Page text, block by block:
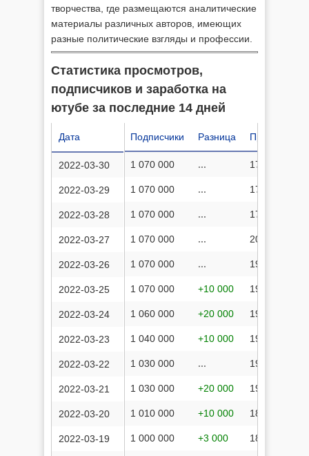
творчества, где размещаются аналитические
материалы различных авторов, имеющих
разные политические взгляды и профессии.
Статистика просмотров,
подписчиков и заработка на
ютубе за последние 14 дней
Подписчики Разница Просмотров
1 070 000 ... 173 511 133
1 070 000 ... 175 377 363
1 070 000 ... 175 256 950
1 070 000 ... 200 173 833
1 070 000 ... 199 932 431
1 070 000 +10 000 199 932 431
1 060 000 +20 000 196 726 607
1 040 000 +10 000 194 912 585
1 030 000 ... 193 499 610
1 030 000 +20 000 193 499 610
1 010 000 +10 000 188 871 998
1 000 000 +3 000 186 988 357
Дата
2022-03-30
2022-03-29
2022-03-28
2022-03-27
2022-03-26
2022-03-25
2022-03-24
2022-03-23
2022-03-22
2022-03-21
2022-03-20
2022-03-19